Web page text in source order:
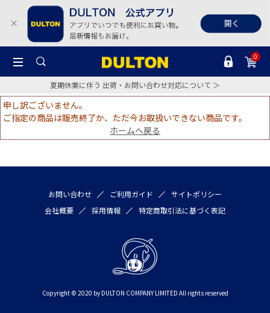
0
夏期休業に伴う 出荷・お問い合わせ対応について ＞
申し訳ございません。
ご指定の商品は販売終了か、ただ今お取扱いできない商品です。
ホームへ戻る
お問い合わせ ご利用ガイド
サイトポリシー
会社概要
採用情報 特定商取引法に基づく表記
Copyright © 2020 by DULTON COMPANY LIMITED All rights reserved